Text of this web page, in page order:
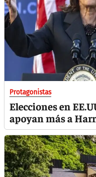
Protagonistas
Elecciones en
apoyan más a